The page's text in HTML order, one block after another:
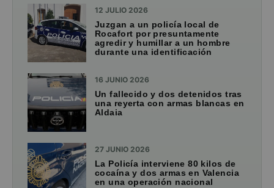
12 JULIO 2026
Juzgan a un policía local de
Rocafort por presuntamente
agredir y humillar a un hombre
durante una identificación
16 JUNIO 2026
Un fallecido y dos detenidos tras
una reyerta con armas blancas en
Aldaia
27 JUNIO 2026
La Policía interviene 80 kilos de
cocaína y dos armas en Valencia
en una operación nacional